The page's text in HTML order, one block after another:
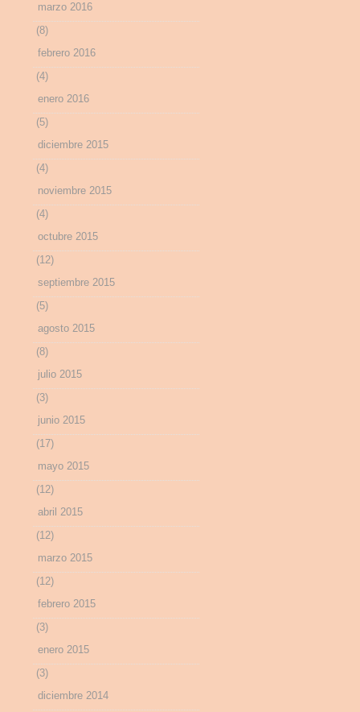
marzo 2016
(8)
febrero 2016
(4)
enero 2016
(5)
diciembre 2015
(4)
noviembre 2015
(4)
octubre 2015
(12)
septiembre 2015
(5)
agosto 2015
(8)
julio 2015
(3)
junio 2015
(17)
mayo 2015
(12)
abril 2015
(12)
marzo 2015
(12)
febrero 2015
(3)
enero 2015
(3)
diciembre 2014